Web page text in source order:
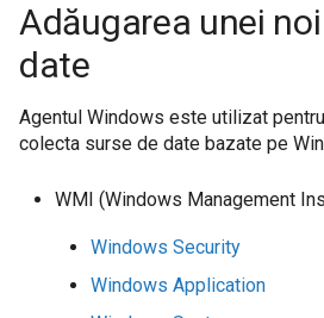
Adăugarea unei
date
Agentul Windows este utilizat
colecta surse de date bazate pe
WMI (Windows Management
Windows Security
Windows Application